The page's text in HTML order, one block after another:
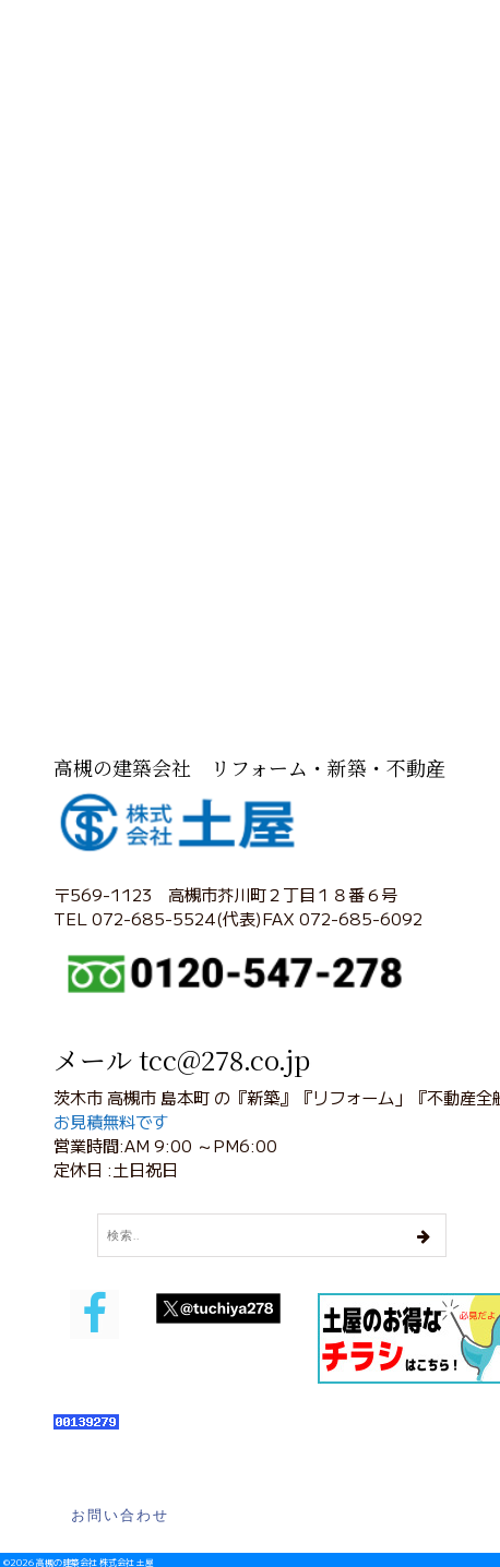
高槻の建築会社 リフォーム・新築・不動産
〒569-1123 高槻市芥川町２丁目１８番６号
TEL 072-685-5524(代表)FAX 072-685-6092
メール tcc@278.co.jp
茨木市 高槻市 島本町 の『新築』『リフォーム」『不動産全
お見積無料です
営業時間:AM 9:00 ～PM6:00
定休日 :土日祝日
お問い合わせ
©2026 高槻の建築会社 株式会社 土屋